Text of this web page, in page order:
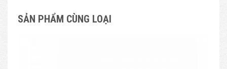
SẢN PHẨM CÙNG LOẠI